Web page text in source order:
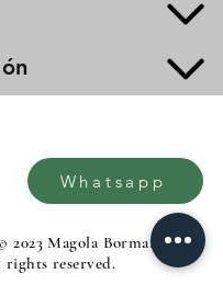
Whatsapp
2023 Magola Borman®.
reserved.